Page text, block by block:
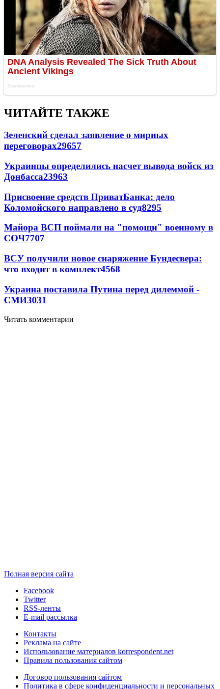
ЧИТАЙТЕ ТАКЖЕ
Зеленский сделал заявление о мирных
переговорах29657
Украинцы определились насчет вывода войск из
Донбасса23963
Присвоение средств ПриватБанка: дело
Коломойского направлено в суд8295
Майора ВСП поймали на "помощи" военному в
СОЧ7707
ВСУ получили новое снаряжение Бундесвера:
что входит в комплект4568
Украина поставила Путина перед дилеммой -
СМИ3031
Читать комментарии
Полная версия сайта
Facebook
Twitter
RSS-ленты
E-mail рассылка
Контакты
Реклама на сайте
Использование материалов korrespondent.net
Правила пользования сайтом
Договор пользования сайтом
Политика в сфере конфиденциальности и персональных